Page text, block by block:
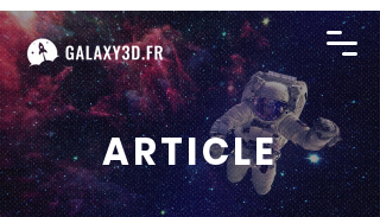
ARTICLE